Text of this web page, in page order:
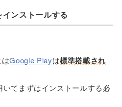
ンストールする
はGoogle Playは標準搭載され
てまずはインストールする必